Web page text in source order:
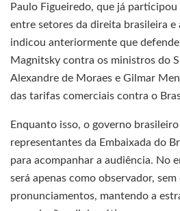
Paulo Figueiredo, que já
entre setores da direita brasileira e
indicou anteriormente que
Magnitsky contra os ministros do
Alexandre de Moraes e Gilmar
das tarifas comerciais contra o
Enquanto isso, o governo
representantes da Embaixada do
para acompanhar a audiência. No
será apenas como observador,
pronunciamentos, mantendo a